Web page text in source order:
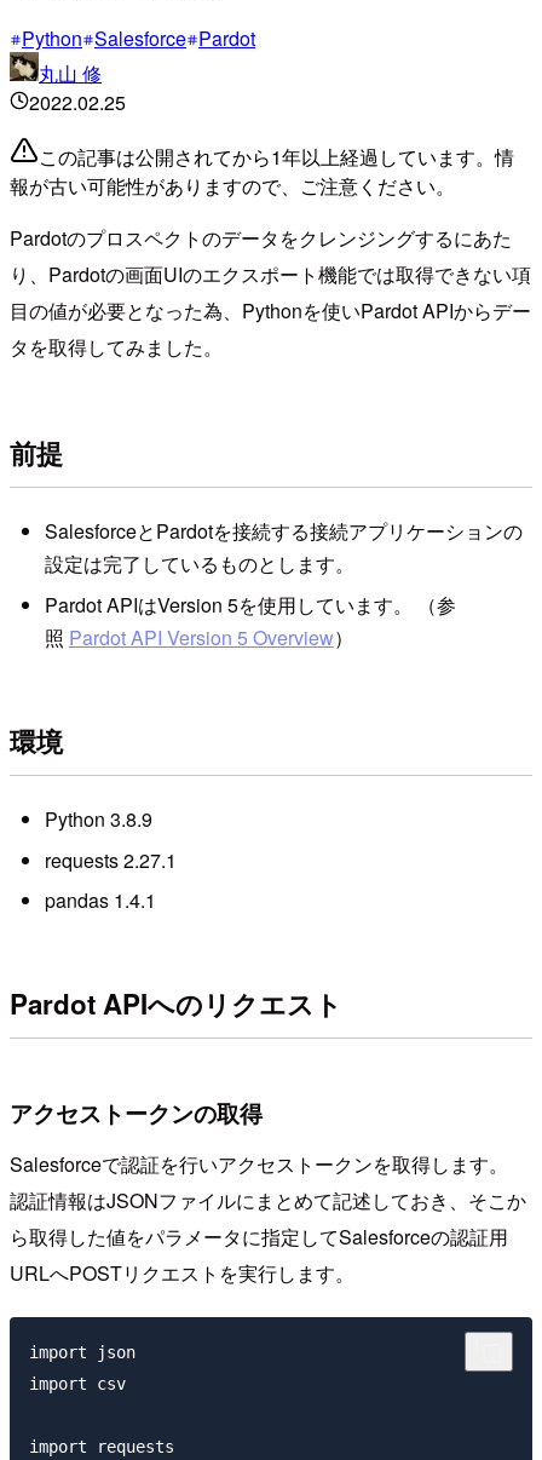
Python Salesforce Pardot
丸山 修
2022.02.25
この記事は公開されてから1年以上経過しています。情
報が古い可能性がありますので、ご注意ください。
Pardotのプロスペクトのデータをクレンジングするにあた
り、Pardotの画面UIのエクスポート機能では取得できない項
目の値が必要となった為、Pythonを使いPardot APIからデー
タを取得してみました。
前提
SalesforceとPardotを接続する接続アプリケーションの
設定は完了しているものとします。
Pardot APIはVersion 5を使用しています。 （参
照 Pardot API Version 5 Overview）
環境
Python 3.8.9
requests 2.27.1
pandas 1.4.1
Pardot APIへのリクエスト
アクセストークンの取得
Salesforceで認証を行いアクセストークンを取得します。
認証情報はJSONファイルにまとめて記述しておき、そこか
ら取得した値をパラメータに指定してSalesforceの認証用
URLへPOSTリクエストを実行します。
import json
import csv
import requests